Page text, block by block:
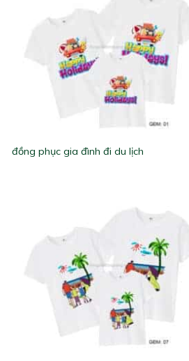
đồng phục gia đình đi du lịch